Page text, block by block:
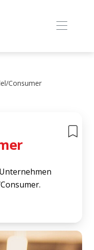
Consumer